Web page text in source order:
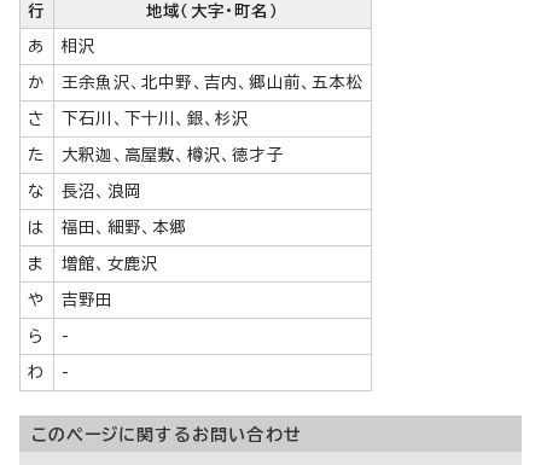
行 地域（大字・町名）
あ 相沢
か 王余魚沢、北中野、吉内、郷山前、五本松
さ 下石川、下十川、銀、杉沢
た 大釈迦、高屋敷、樽沢、徳才子
な 長沼、浪岡
は 福田、細野、本郷
ま 増館、女鹿沢
や 吉野田
ら -
わ -
このページに関する お問い合わせ